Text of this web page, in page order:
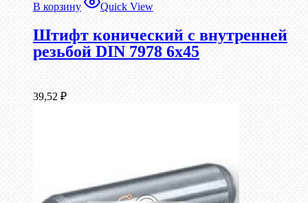
В корзину Quick View
Штифт конический с внутренней
резьбой DIN 7978 6х45
39,52 ₽